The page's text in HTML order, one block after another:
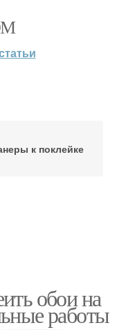
к поклейке
обои на
работы